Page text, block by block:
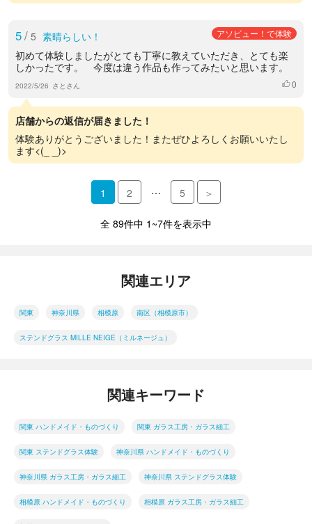
5/ 5 素晴らしい！ アソビュー！で体験
初めて体験しましたがとても丁寧に教えていただき、とても楽
しかったです。 今度は違う作品も作ってみたいと思います。
2022/5/26 さとさん いいね
0
店舗からの返信が届きました！
体験ありがとうございました！またぜひよろしくお願いいたし
ます<(_ _)>
1 2 … 5 ＞
全 89件中 1~7件を表示中
関連エリア
関東 神奈川県 相模原 南区（相模原市）
ステンドグラス MILLE NEIGE（ミルネージュ）
関連キーワード
関東 ハンドメイド・ものづくり 関東 ガラス工房・ガラス細工
関東 ステンドグラス体験 神奈川県 ハンドメイド・ものづくり
神奈川県 ガラス工房・ガラス細工 神奈川県 ステンドグラス体験
相模原 ハンドメイド・ものづくり 相模原 ガラス工房・ガラス細工